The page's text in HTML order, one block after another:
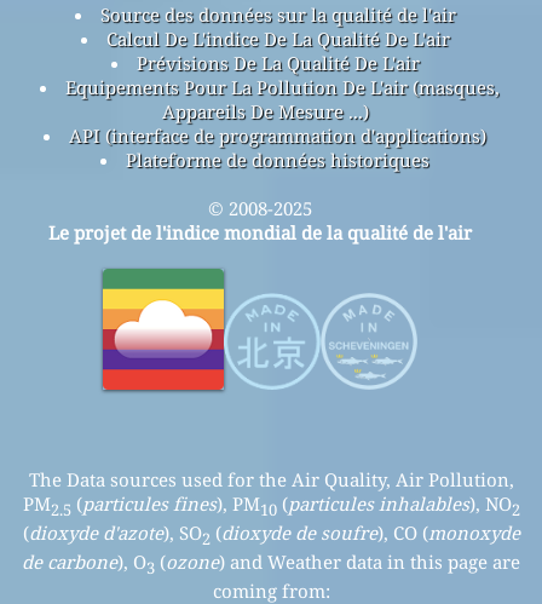
Source des données sur la qualité de l'air
Calcul De L'indice De La Qualité De L'air
Prévisions De La Qualité De L'air
Equipements Pour La Pollution De L'air (masques,
Appareils De Mesure ...)
API (interface de programmation d'applications)
Plateforme de données historiques
© 2008-2025
Le projet de l'indice mondial de la qualité de l'air
The Data sources used for the Air Quality, Air Pollution,
PM2.5 (particules fines), PM10(particules inhalables), NO2
(dioxyde d'azote), SO2 (dioxyde de soufre), CO (monoxyde
de carbone), O3 (ozone) and Weather data in this page are
coming from: